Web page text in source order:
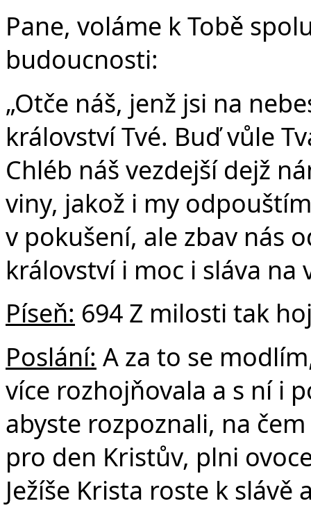
Pane, voláme k Tobě
budoucnosti:
„Otče náš, jenž jsi na
království Tvé. Buď vůle
Chléb náš vezdejší dejž
viny, jakož i my
v pokušení, ale zbav nás
království i moc i sláva na
Píseň: 694 Z milosti tak
Poslání: A za to se
více rozhojňovala a s ní i
abyste rozpoznali, na
pro den Kristův, plni
Ježíše Krista roste k slávě